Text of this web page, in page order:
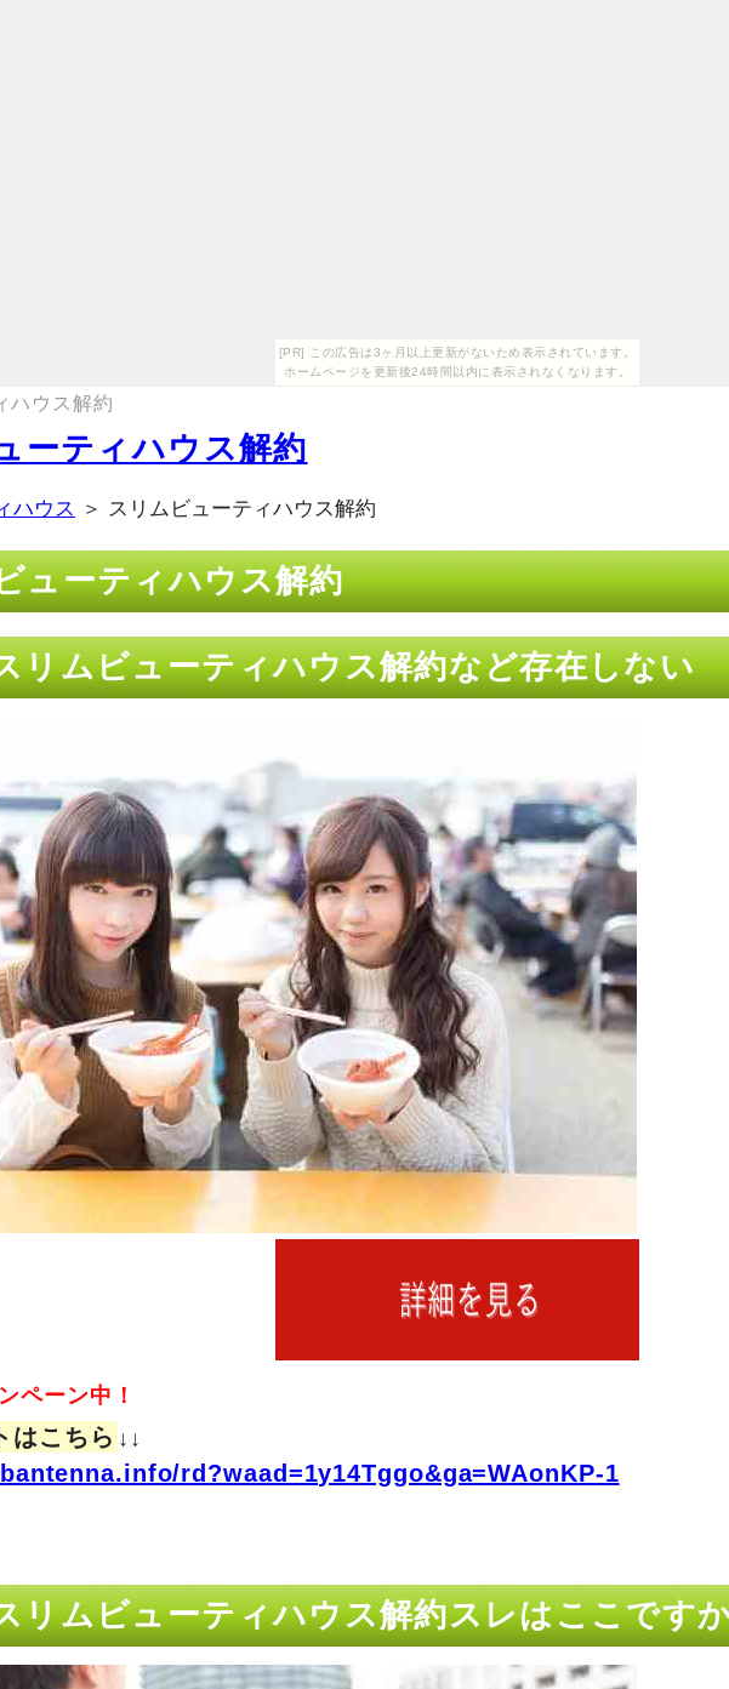
[PR] この広告は3ヶ月以上更新がないため表示されています。
ホームページを更新後24時間以内に表示されなくなります。
ハウス解約
ーティハウス解約
ハウス ＞ スリムビューティハウス解約
ューティハウス解約
リムビューティハウス解約など存在しない
ペーン中！
はこちら ↓↓
rd?waad=1y14Tggo&ga=WAonKP-1
リムビューティハウス解約スレはここです